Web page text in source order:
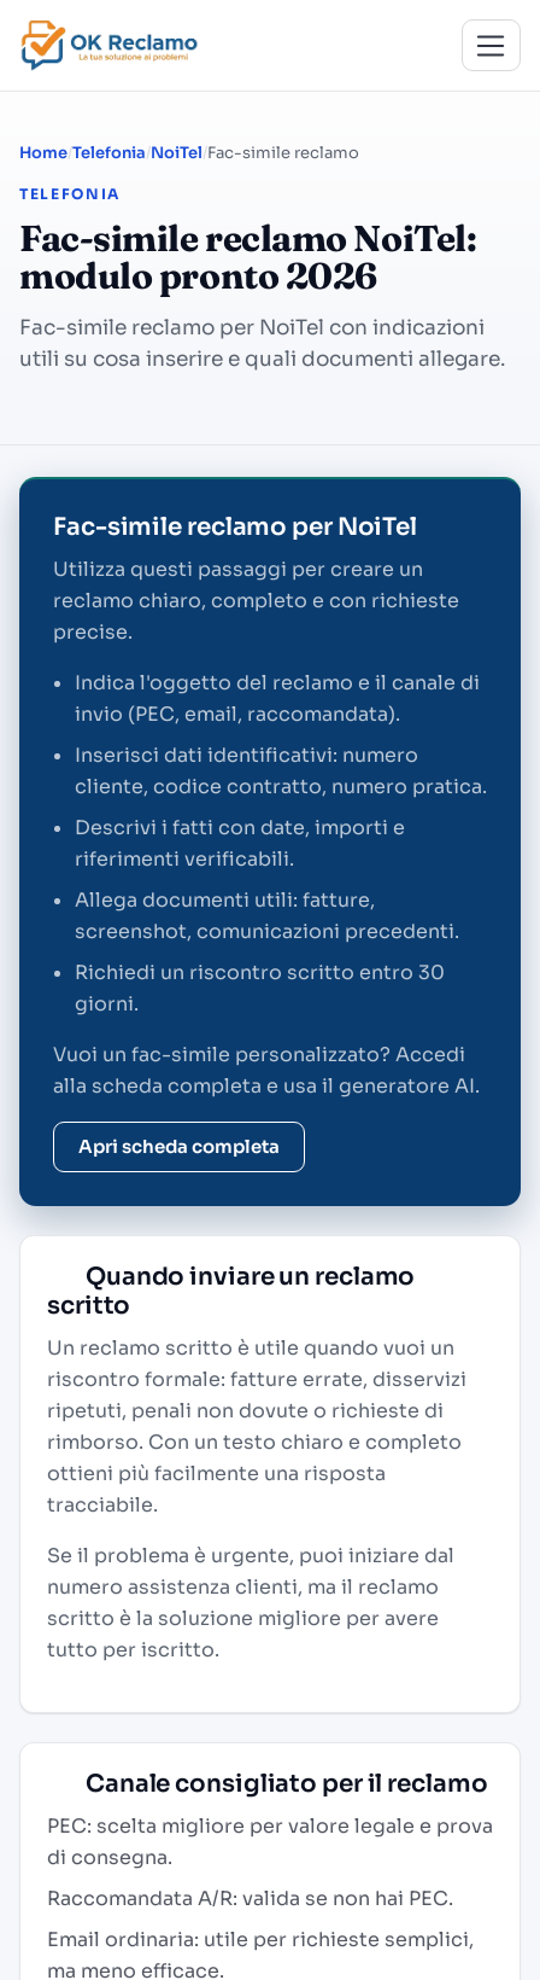
Home Telefonia NoiTel Fac-simile reclamo
TELEFONIA
Fac-simile reclamo NoiTel:
modulo pronto 2026
Fac-simile reclamo per NoiTel con indicazioni
utili su cosa inserire e quali documenti allegare.
Fac-simile reclamo per NoiTel
Utilizza questi passaggi per creare un
reclamo chiaro, completo e con richieste
precise.
Indica l'oggetto del reclamo e il canale di
invio (PEC, email, raccomandata).
Inserisci dati identificativi: numero
cliente, codice contratto, numero pratica.
Descrivi i fatti con date, importi e
riferimenti verificabili.
Allega documenti utili: fatture,
screenshot, comunicazioni precedenti.
Richiedi un riscontro scritto entro 30
giorni.
Vuoi un fac-simile personalizzato? Accedi
alla scheda completa e usa il generatore AI.
Apri scheda completa
Quando inviare un reclamo
scritto
Un reclamo scritto è utile quando vuoi un
riscontro formale: fatture errate, disservizi
ripetuti, penali non dovute o richieste di
rimborso. Con un testo chiaro e completo
ottieni più facilmente una risposta
tracciabile.
Se il problema è urgente, puoi iniziare dal
numero assistenza clienti, ma il reclamo
scritto è la soluzione migliore per avere
tutto per iscritto.
Canale consigliato per il reclamo
PEC: scelta migliore per valore legale e prova
di consegna.
Raccomandata A/R: valida se non hai PEC.
Email ordinaria: utile per richieste semplici,
ma meno efficace.